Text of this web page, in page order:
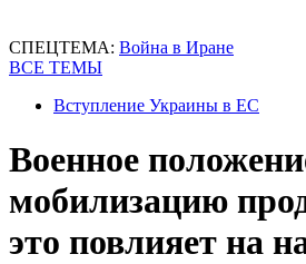
СПЕЦТЕМА: Война в Иране
ВСЕ ТЕМЫ
Вступление Украины в ЕС
Военное
мобилизацию
это повлияет на